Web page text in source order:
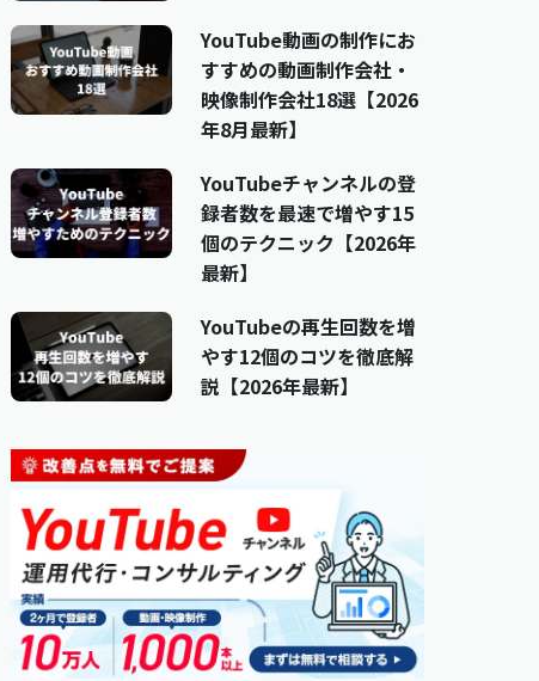
YouTube動画の制作にお
すすめの動画制作会社・
映像制作会社18選【2026
年8月最新】
YouTubeチャンネルの登
録者数を最速で増やす15
個のテクニック【2026年
最新】
YouTubeの再生回数を増
やす12個のコツを徹底解
説【2026年最新】